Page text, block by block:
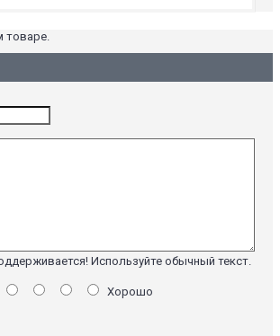
товаре.
Используйте обычный текст.
Хорошо